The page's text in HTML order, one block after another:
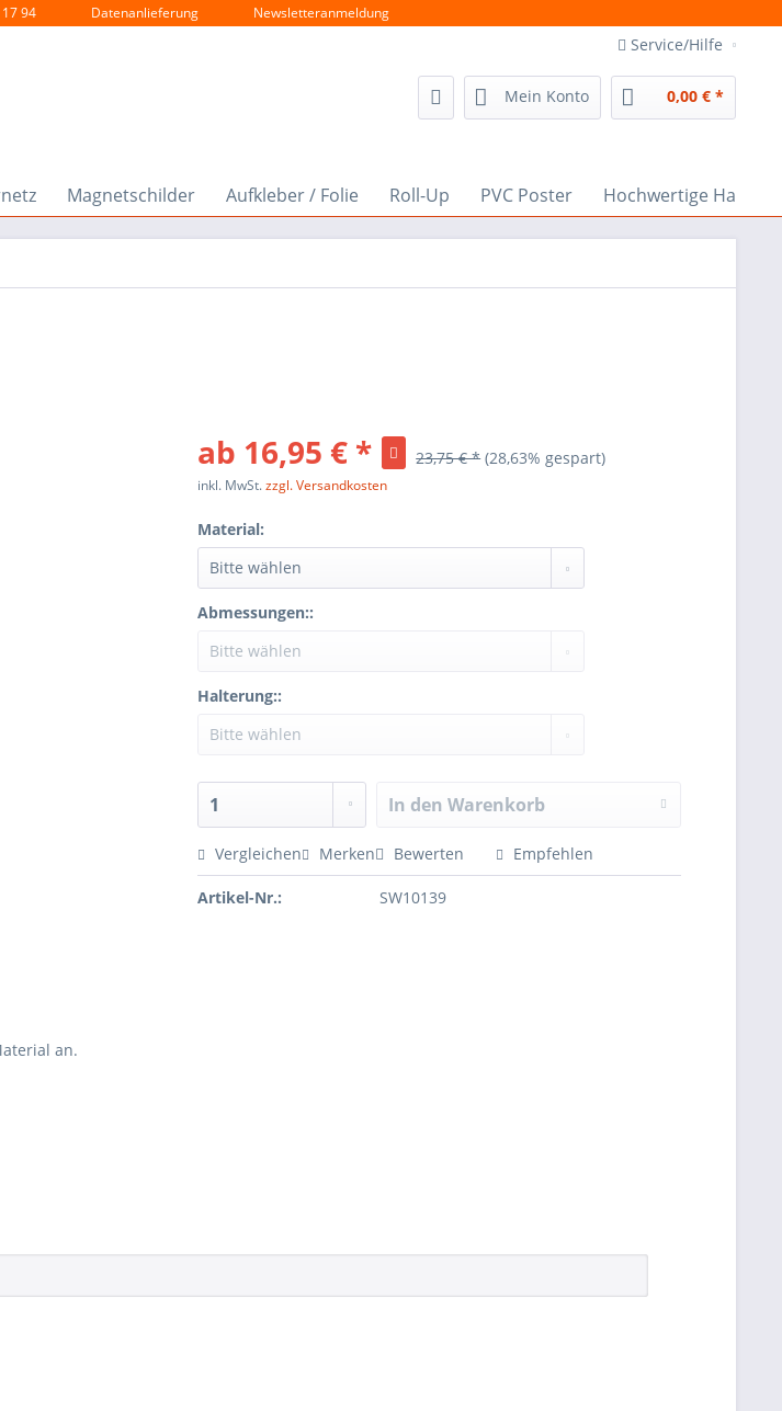
94 Datenanlieferung Newsletteranmeldung
Service/Hilfe
Mein Konto 0,00 € *
Magnetschilder Aufkleber / Folie Roll-Up PVC Poster Hochwertige
ab 16,95 € * 23,75 € * (28,63% gespart)
inkl. MwSt.zzgl. Versandkosten
Material:
Abmessungen::
Halterung::
In den Warenkorb
Vergleichen Merken Bewerten Empfehlen
Artikel-Nr.: SW10139
an.